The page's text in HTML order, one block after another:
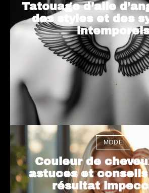
Tatouage d’aile
des styles et des
intemporels
MODE
Couleur de
astuces et
résultat